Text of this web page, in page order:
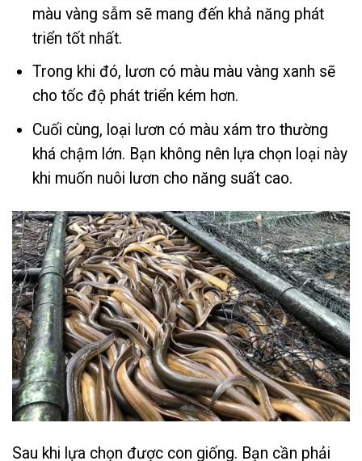
màu vàng sẫm sẽ mang đến khả năng phát
triển tốt nhất.
Trong khi đó, lươn có màu màu vàng xanh sẽ
cho tốc độ phát triển kém hơn.
Cuối cùng, loại lươn có màu xám tro thường
khá chậm lớn. Bạn không nên lựa chọn loại này
khi muốn nuôi lươn cho năng suất cao.
Sau khi lựa chọn được con giống. Bạn cần phải